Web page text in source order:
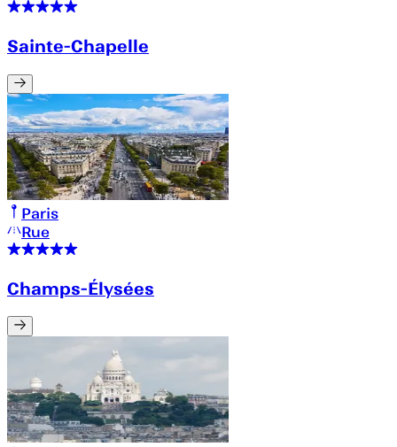
Sainte-Chapelle
Paris
Rue
Champs-Élysées